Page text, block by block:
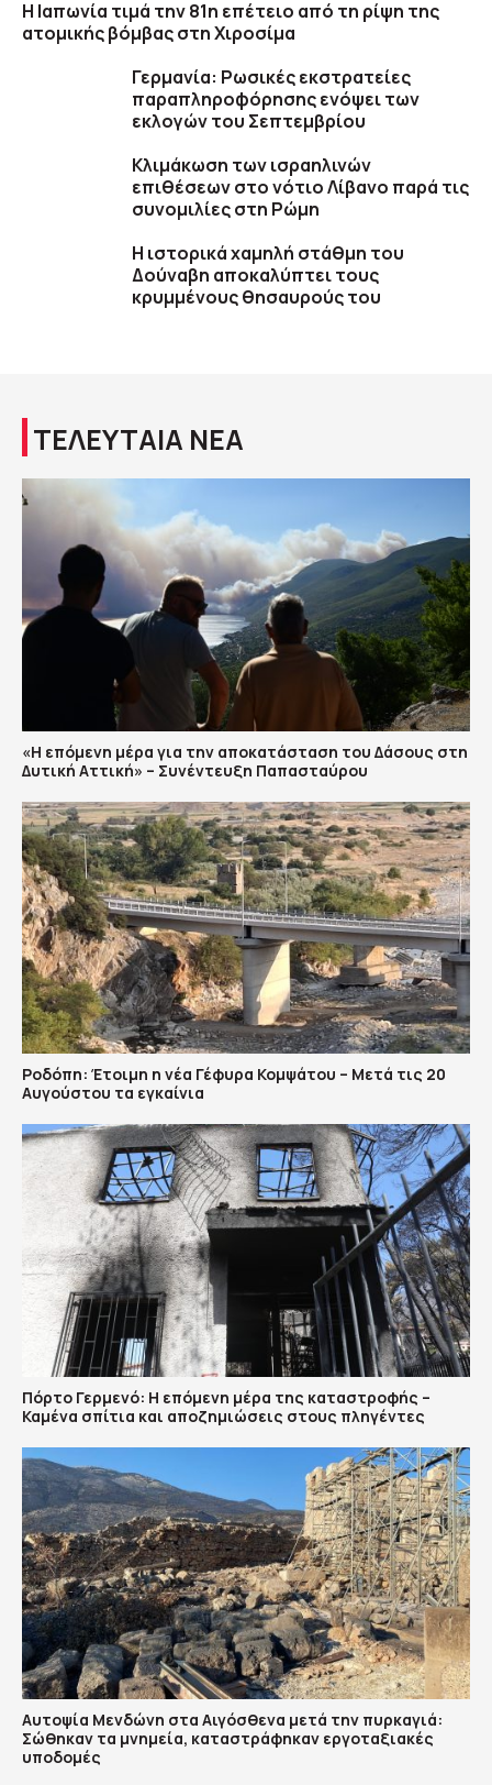
Η Ιαπωνία τιμά την 81η επέτειο από τη ρίψη της
ατομικής βόμβας στη Χιροσίμα
Γερμανία: Ρωσικές εκστρατείες
παραπληροφόρησης ενόψει των
εκλογών του Σεπτεμβρίου
Κλιμάκωση των ισραηλινών
επιθέσεων στο νότιο Λίβανο παρά τις
συνομιλίες στη Ρώμη
Η ιστορικά χαμηλή στάθμη του
Δούναβη αποκαλύπτει τους
κρυμμένους θησαυρούς του
ΤΕΛΕΥΤΑΙΑ ΝΕΑ
«Η επόμενη μέρα για την αποκατάσταση του Δάσους στη
Δυτική Αττική» – Συνέντευξη Παπασταύρου
Ροδόπη: Έτοιμη η νέα Γέφυρα Κομψάτου – Μετά τις 20
Αυγούστου τα εγκαίνια
Πόρτο Γερμενό: Η επόμενη μέρα της καταστροφής –
Καμένα σπίτια και αποζημιώσεις στους πληγέντες
Αυτοψία Μενδώνη στα Αιγόσθενα μετά την πυρκαγιά:
Σώθηκαν τα μνημεία, καταστράφηκαν εργοταξιακές
υποδομές